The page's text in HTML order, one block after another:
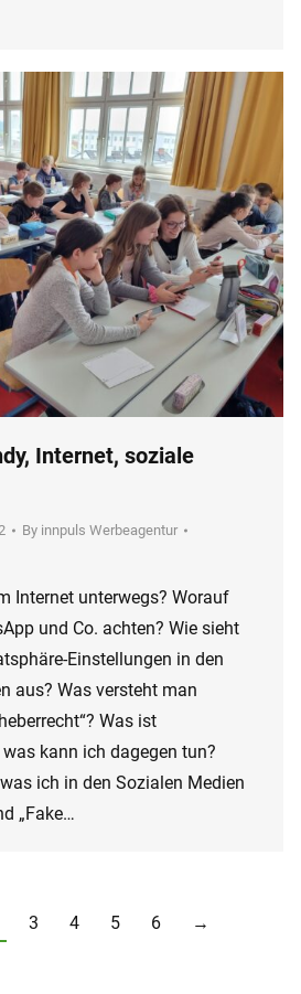
Internet, soziale
By innpuls Werbeagentur
Internet unterwegs? Worauf
und Co. achten? Wie sieht
Einstellungen in den
aus? Was versteht man
Was ist
kann ich dagegen tun?
ich in den Sozialen Medien
„Fake…
3 4 5 6 →